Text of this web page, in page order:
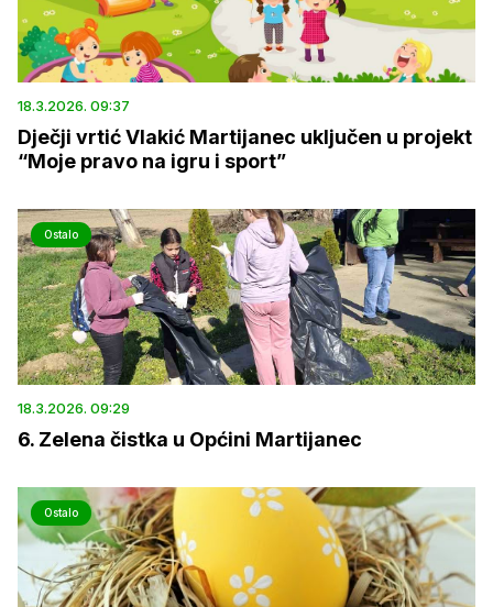
18.3.2026. 09:37
Dječji vrtić Vlakić Martijanec uključen u projekt
“Moje pravo na igru i sport”
Ostalo
18.3.2026. 09:29
6. Zelena čistka u Općini Martijanec
Ostalo